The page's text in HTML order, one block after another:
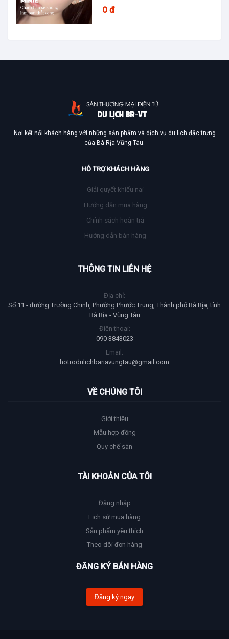
0 đ
Nơi kết nối khách hàng với những sản phẩm và dịch vụ du lịch đặc trưng
của Bà Rịa Vũng Tàu.
HỖ TRỢ KHÁCH HÀNG
Giải quyết khiếu nai
Hướng dẫn mua hàng
Chính sách hoàn trả
Hướng dẫn bán hàng
THÔNG TIN LIÊN HỆ
Địa chỉ:
Số 11 - đường Trường Chinh, Phường Phước Trung, Thành phố Bà Rịa, tỉnh
Bà Rịa - Vũng Tàu
Điện thoại:
090 3843023
Email:
hotrodulichbariavungtau@gmail.com
VỀ CHÚNG TÔI
Giới thiệu
Mẫu hợp đồng
Quy chế sàn
TÀI KHOẢN CỦA TÔI
Đăng nhập
Lịch sử mua hàng
Sản phẩm yêu thích
Theo dõi đơn hàng
ĐĂNG KÝ BÁN HÀNG
Đăng ký ngay